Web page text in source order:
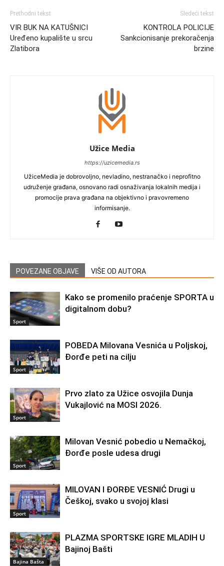
Prethodni tekst
VIR BUK NA KATUŠNICI
Uređeno kupalište u srcu
Zlatibora
Sledeći tekst
KONTROLA POLICIJE
Sankcionisanje prekoračenja
brzine
Užice Media
https://uzicemedia.rs
UžiceMedia je dobrovoljno, nevladino, nestranačko i neprofitno
udruženje građana, osnovano radi osnaživanja lokalnih medija i
promocije prava građana na objektivno i pravovremeno
informisanje.
POVEZANE OBJAVE VIŠE OD AUTORA
Sport
Kako se promenilo praćenje SPORTA u
digitalnom dobu?
Sport
POBEDA Milovana Vesnića u Poljskoj,
Đorđe peti na cilju
Sport
Prvo zlato za Užice osvojila Dunja
Vukajlović na MOSI 2026.
Sport
Milovan Vesnić pobedio u Nemačkoj,
Đorđe posle udesa drugi
Sport
MILOVAN I ĐORĐE VESNIĆ Drugi u
Češkoj, svako u svojoj klasi
Bajina Bašta
PLAZMA SPORTSKE IGRE MLADIH U
Bajinoj Bašti